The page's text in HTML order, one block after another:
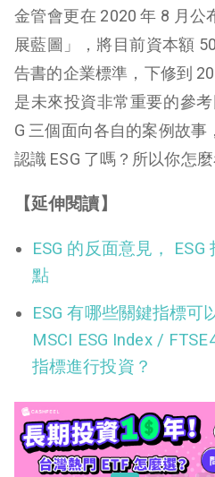
金管會更在 2020 年 8 月公
展藍圖」，將目前資本額
告書的企業標準，下修到
是未來投資非常重要的參考
G 三個面向各自的案例故
認識 ESG 了嗎？所以你怎麼
【延伸閱讀】
ESG 的反面意見，
點
ESG 有哪些關鍵指標可
MSCI ESG Index /
指標進行投資？